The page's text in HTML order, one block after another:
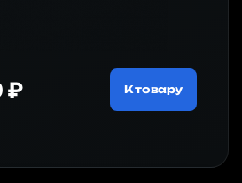
₽ К товару